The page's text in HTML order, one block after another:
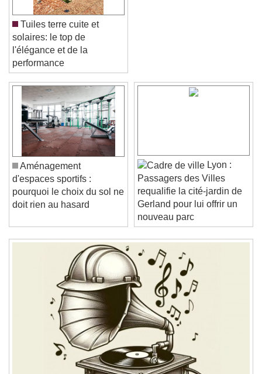
Video Player is loading.
Play Video
Play
Skip Backward
Unmute
Current Time
/
Duration-:-
Loaded:0%
Seek to live, currently behind liveLIVE
Remaining Time-0:00
Playback Rate
Chapters
Chapters
Descriptions
descriptions off
Subtitles
subtitles settings, opens subtitles
Tuiles terre cuite et
solaires: le top de
l'élégance et de la
performance
Aménagement
d'espaces sportifs :
pourquoi le choix du sol ne
Lyon :
Passagers des Villes
requalifie la cité-jardin de
Gerland pour lui offrir un
nouveau parc